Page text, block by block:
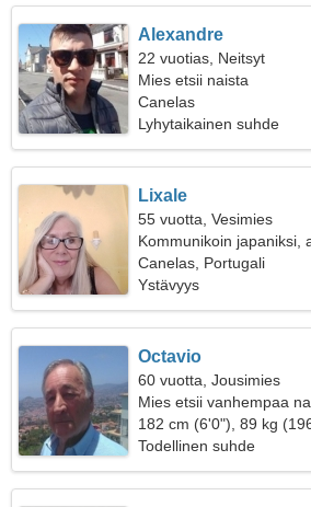
Alexandre
22 vuotias, Neitsyt
Mies etsii naista
Canelas
Lyhytaikainen suhde
Lixale
55 vuotta, Vesimies
Kommunikoin japaniksi,
Canelas, Portugali
Ystävyys
Octavio
60 vuotta, Jousimies
Mies etsii vanhempaa
182 cm (6'0"), 89 kg
Todellinen suhde